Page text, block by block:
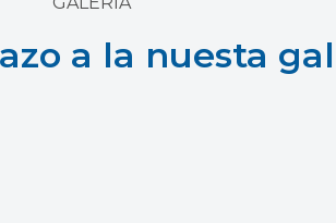
a la nuesta